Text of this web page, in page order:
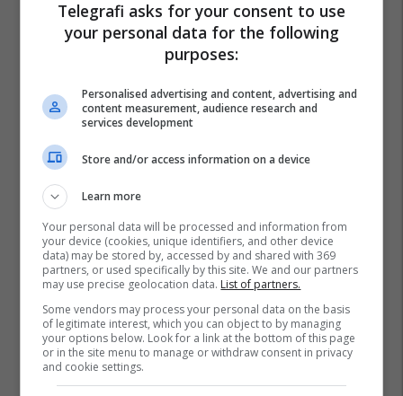
Telegrafi asks for your consent to use
your personal data for the following
purposes:
Personalised advertising and content, advertising and
content measurement, audience research and
services development
Store and/or access information on a device
Learn more
Your personal data will be processed and information from
your device (cookies, unique identifiers, and other device
data) may be stored by, accessed by and shared with 369
partners, or used specifically by this site. We and our partners
may use precise geolocation data. List of partners.
Some vendors may process your personal data on the basis
of legitimate interest, which you can object to by managing
your options below. Look for a link at the bottom of this page
or in the site menu to manage or withdraw consent in privacy
and cookie settings.